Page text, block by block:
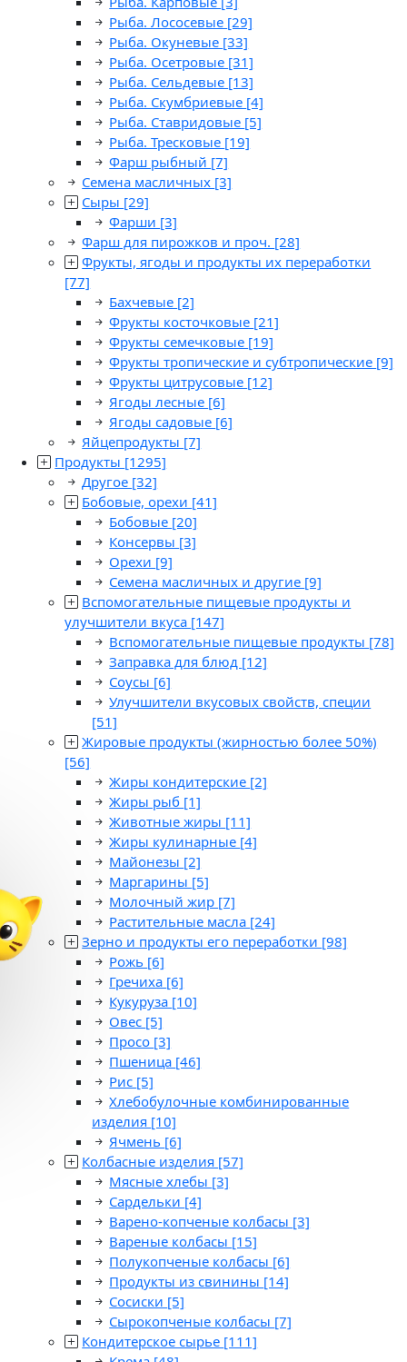
Рыба. Лососевые [29]
Рыба. Окуневые [33]
Рыба. Осетровые [31]
Рыба. Сельдевые [13]
Рыба. Скумбриевые [4]
Рыба. Ставридовые [5]
Рыба. Тресковые [19]
Фарш рыбный [7]
Семена масличных [3]
Сыры [29]
Фарши [3]
Фарш для пирожков и проч. [28]
Фрукты, ягоды и продукты их переработки
[77]
Бахчевые [2]
Фрукты косточковые [21]
Фрукты семечковые [19]
Фрукты тропические и субтропические [9]
Фрукты цитрусовые [12]
Ягоды лесные [6]
Ягоды садовые [6]
Яйцепродукты [7]
Продукты [1295]
Другое [32]
Бобовые, орехи [41]
Бобовые [20]
Консервы [3]
Орехи [9]
Семена масличных и другие [9]
Вспомогательные пищевые продукты и
улучшители вкуса [147]
Вспомогательные пищевые продукты [78]
Заправка для блюд [12]
Соусы [6]
Улучшители вкусовых свойств, специи
[51]
Жировые продукты (жирностью более 50%)
[56]
Жиры кондитерские [2]
Жиры рыб [1]
Животные жиры [11]
Жиры кулинарные [4]
Майонезы [2]
Маргарины [5]
Молочный жир [7]
Растительные масла [24]
Зерно и продукты его переработки [98]
Рожь [6]
Гречиха [6]
Кукуруза [10]
Овес [5]
Просо [3]
Пшеница [46]
Рис [5]
Хлебобулочные комбинированные
изделия [10]
Ячмень [6]
Колбасные изделия [57]
Мясные хлебы [3]
Сардельки [4]
Варено-копченые колбасы [3]
Вареные колбасы [15]
Полукопченые колбасы [6]
Продукты из свинины [14]
Сосиски [5]
Сырокопченые колбасы [7]
Кондитерское сырье [111]